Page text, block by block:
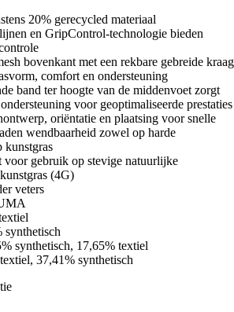
20% gerecycled materiaal
en GripControl-technologie bieden
bovenkant met een rekbare gebreide kraag
comfort en ondersteuning
band ter hoogte van de middenvoet zorgt
voor geoptimaliseerde prestaties
oriëntatie en plaatsing voor snelle
wendbaarheid zowel op harde
kunstgras
gebruik op stevige natuurlijke
(4G)
veters
synthetisch
synthetisch, 17,65% textiel
37,41% synthetisch